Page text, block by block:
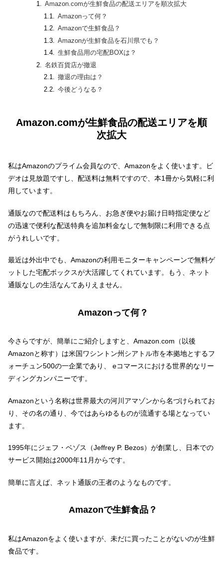
Amazon.comが生鮮食品の配送エリアを順次拡大
Amazonって何？
Amazonで生鮮食品？
Amazonが生鮮食品を石川県でも？
生鮮食品用の宅配BOXは？
名鉄百貨店が撤退
撤退の理由は？
今後どうなる？
Amazon.comが生鮮食品の配送エリアを順
次拡大
私はAmazonのプライム会員なので、Amazonをよく使います。ビ
デオは見放題ですし、配送料は無料ですので、本1冊から気軽に利
用しています。
通販なので配送料はもちろん、お急ぎ便やお届け日時指定便など
の迅速で便利な配送特典を追加料金なしで無制限に利用できる点
がうれしいです。
最近は外出中でも、Amazonの利用モニターキャンペーンで無料ゲ
ットした宅配ボックスが大活躍してくれています。もう、ネット
通販なしの生活なんてありえません。
Amazonって何？
今さらですが、簡単にご紹介しますと、Amazon.com（以後
Amazonと称す）は米国ワシントン州シアトル市を本拠地とするフ
ォーチュン500の一企業であり、 eコマースにおける世界的なリー
ディングカンパニーです。
Amazonという名称は世界最大の河川アマゾンから名づけられてお
り、その名の通り、今ではあらゆるものが流通する場となってい
ます。
1995年にジェフ・ベゾス（Jeffrey P. Bezos）が創業し、日本での
サービス開始は2000年11月からです。
簡単に言えば、ネット通販の王者のようなものです。
Amazonで生鮮食品？
私はAmazonをよく使いますが、未だに買ったことがないのが生鮮
食品です。